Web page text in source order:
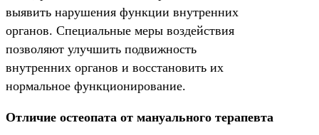
выявить нарушения функции внутренних
органов. Специальные меры воздействия
позволяют улучшить подвижность
внутренних органов и восстановить их
нормальное функционирование.
Отличие остеопата от мануального терапевта